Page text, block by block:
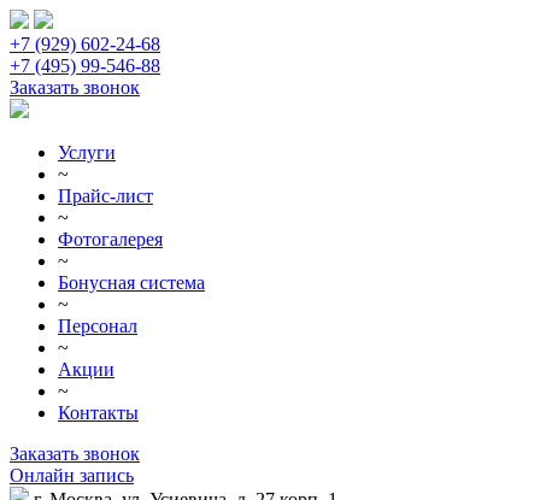
+7 (929) 602-24-68
+7 (495) 99-546-88
Заказать звонок
Услуги
~
Прайс-лист
~
Фотогалерея
~
Бонусная система
~
Персонал
~
Акции
~
Контакты
Заказать звонок
Онлайн запись